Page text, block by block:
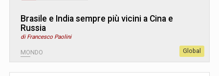
Brasile e India sempre più vicini a Cina e
Russia
di Francesco Paolini
MONDO Global